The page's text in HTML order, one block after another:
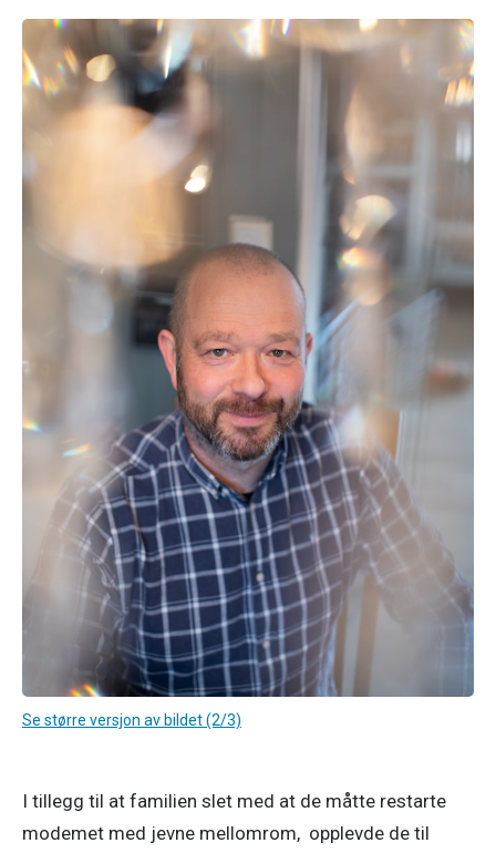
Se større versjon av bildet (2/3)
I tillegg til at familien slet med at de måtte restarte
modemet med jevne mellomrom,  opplevde de til